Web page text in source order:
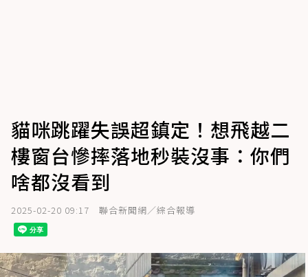
貓咪跳躍失誤超鎮定！想飛越二
樓窗台慘摔落地秒裝沒事：你們
啥都沒看到
2025-02-20 09:17 聯合新聞網／綜合報導